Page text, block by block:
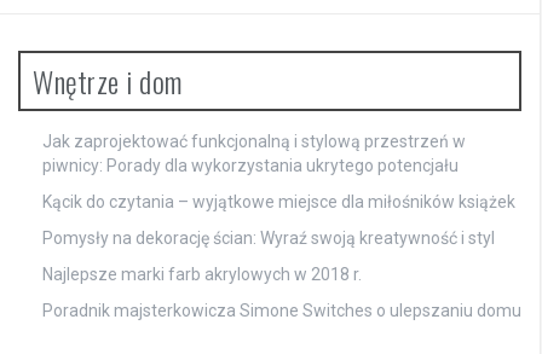
Wnętrze i dom
Jak zaprojektować funkcjonalną i stylową przestrzeń w
piwnicy: Porady dla wykorzystania ukrytego potencjału
Kącik do czytania – wyjątkowe miejsce dla miłośników książek
Pomysły na dekorację ścian: Wyraź swoją kreatywność i styl
Najlepsze marki farb akrylowych w 2018 r.
Poradnik majsterkowicza Simone Switches o ulepszaniu domu